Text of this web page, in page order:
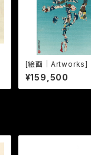
[絵画｜Artworks] 尾
頭遊覧戯画 かたかい
¥159,500